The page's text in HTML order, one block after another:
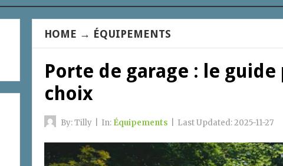
HOME → ÉQUIPEMENTS
Porte de garage : le
choix
By:Tilly In: Équipements Last Updated:2025-11-27